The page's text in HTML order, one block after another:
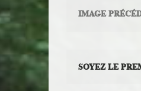
IMAGE
SOYEZ LE